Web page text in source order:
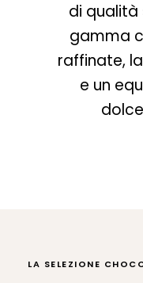
di qualità
gamma
raffinate,
e un
LA SELEZIONE